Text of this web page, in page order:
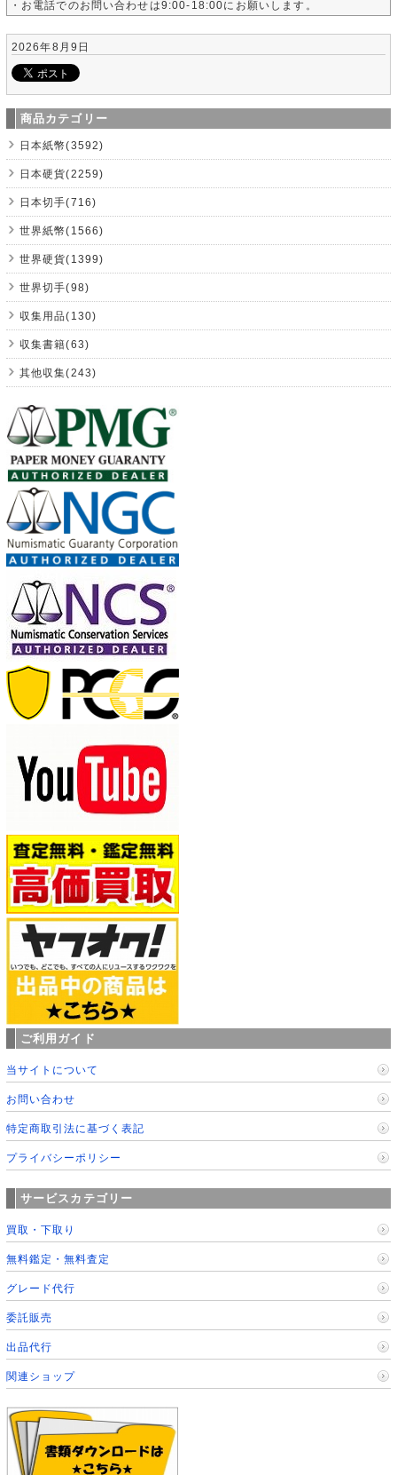
・お電話でのお問い合わせは9:00-18:00にお願いします。
2026年8月9日
商品カテゴリー
日本紙幣(3592)
日本硬貨(2259)
日本切手(716)
世界紙幣(1566)
世界硬貨(1399)
世界切手(98)
収集用品(130)
収集書籍(63)
其他収集(243)
ご利用ガイド
当サイトについて
お問い合わせ
特定商取引法に基づく表記
プライバシーポリシー
サービスカテゴリー
買取・下取り
無料鑑定・無料査定
グレード代行
委託販売
出品代行
関連ショップ